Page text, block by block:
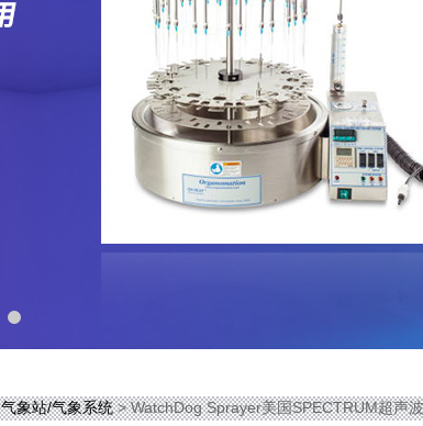
气象站/气象系统> WatchDog Sprayer美国SPECTRUM超声